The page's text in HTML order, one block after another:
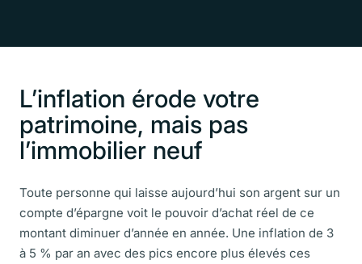
L’inflation érode votre
patrimoine, mais pas
l’immobilier neuf
Toute personne qui laisse aujourd’hui son argent sur un
compte d’épargne voit le pouvoir d’achat réel de ce
montant diminuer d’année en année. Une inflation de 3
à 5 % par an avec des pics encore plus élevés ces